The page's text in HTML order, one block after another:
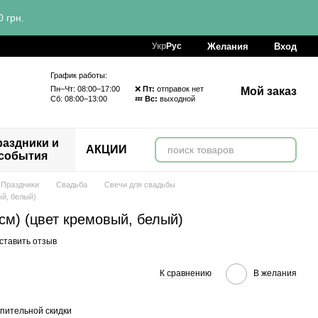
УкрРус Желания Вход
График работы:
Пн–Чт: 08:00–17:00 ❌ Пт: отправок нет
Сб: 08:00–13:00 💤 Вс: выходной
Мой заказ
и
АКЦИИ
Праздники Свадьба
Свечи для свадьбы
белый)
(цвет кремовый, белый)
отзыв
К сравнению В желания
скидки